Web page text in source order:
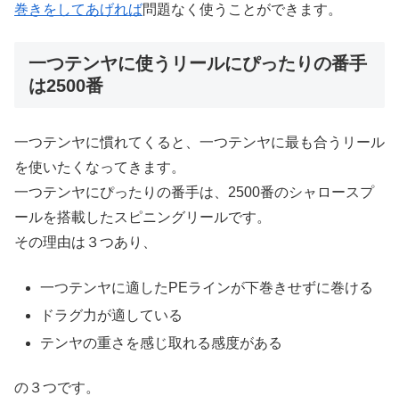
巻きをしてあげれば問題なく使うことができます。
一つテンヤに使うリールにぴったりの番手
は2500番
一つテンヤに慣れてくると、一つテンヤに最も合うリール
を使いたくなってきます。
一つテンヤにぴったりの番手は、2500番のシャロースプ
ールを搭載したスピニングリールです。
その理由は３つあり、
一つテンヤに適したPEラインが下巻きせずに巻ける
ドラグ力が適している
テンヤの重さを感じ取れる感度がある
の３つです。